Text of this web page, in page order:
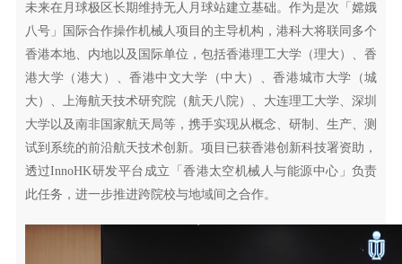
未来在月球极区长期维持无人月球站建立基础。作为是次「嫦娥
八号」国际合作操作机械人项目的主导机构，港科大将联同多个
香港本地、内地以及国际单位，包括香港理工大学（理大）、香
港大学（港大）、香港中文大学（中大）、香港城市大学（城
大）、上海航天技术研究院（航天八院）、大连理工大学、深圳
大学以及南非国家航天局等，携手实现从概念、研制、生产、测
试到系统的前沿航天技术创新。项目已获香港创新科技署资助，
透过InnoHK研发平台成立「香港太空机械人与能源中心」负责
此任务，进一步推进跨院校与地域间之合作。